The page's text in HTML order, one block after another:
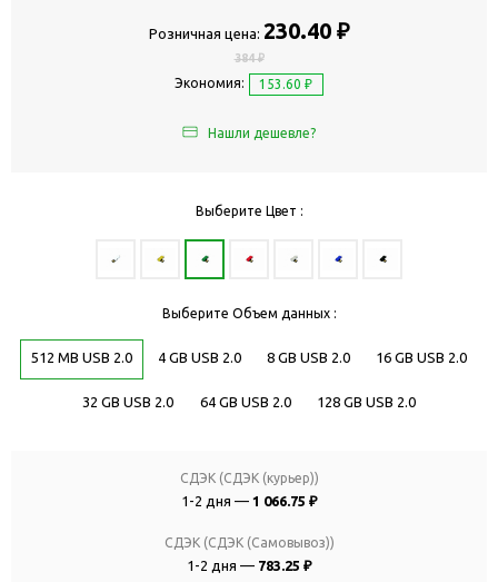
Розничная цена: 230.40 ₽
384 ₽
Экономия: 153.60 ₽
Нашли дешевле?
Выберите Цвет :
Выберите Объем данных :
512 MB USB 2.0 4 GB USB 2.0 8 GB USB 2.0 16 GB USB 2.0
32 GB USB 2.0 64 GB USB 2.0 128 GB USB 2.0
СДЭК (СДЭК (курьер))
1-2 дня — 1 066.75 ₽
СДЭК (СДЭК (Самовывоз))
1-2 дня — 783.25 ₽